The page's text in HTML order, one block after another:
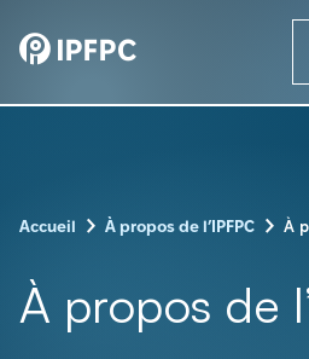
Accueil – À propos de l’IPFPC – À
À propos de